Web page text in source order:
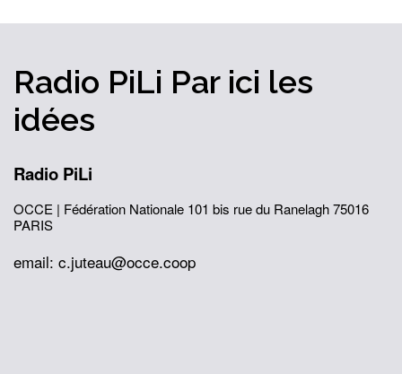
Radio PiLi Par ici les
idées
Radio PiLi
OCCE | Fédération Nationale 101 bis rue du Ranelagh75016
PARIS
email: c.juteau@occe.coop